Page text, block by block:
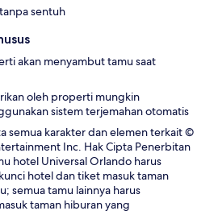
sentuh
akan menyambut tamu saat
oleh properti mungkin
sistem terjemahan otomatis
semua karakter dan elemen terkait ©
Inc. Hak Cipta Penerbitan
hotel Universal Orlando harus
hotel dan tiket masuk taman
semua tamu lainnya harus
taman hiburan yang